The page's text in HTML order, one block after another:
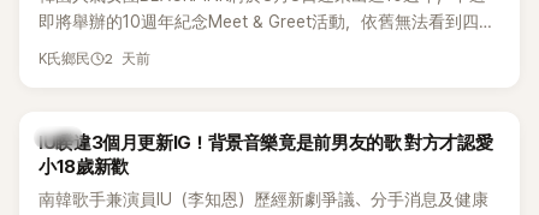
即將舉辦的10週年紀念Meet & Greet活動，依舊無法看到四人
合體。根據韓媒《MyDaily》7日報導，當天將由Jisoo（智秀）、
K氏鄉民 2 天前
韓星
IU睽違3個月更新IG！背景音樂竟是前男友的歌 對方才認愛
小18歲新歡
南韓歌手兼演員IU（李知恩）歷經新劇爭議、分手消息及健康